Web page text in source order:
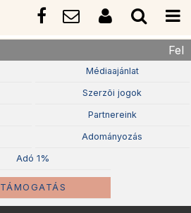
Fel
Médiaajánlat
Szerzõi jogok
Partnereink
Adományozás
Adó 1%
TÁMOGATÁS